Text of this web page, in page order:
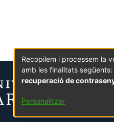
Recopilem i processem la
amb les finalitats següents:
recuperació de
Personalitzar